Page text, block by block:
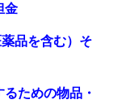
金
品を含む）そ
ための物品・